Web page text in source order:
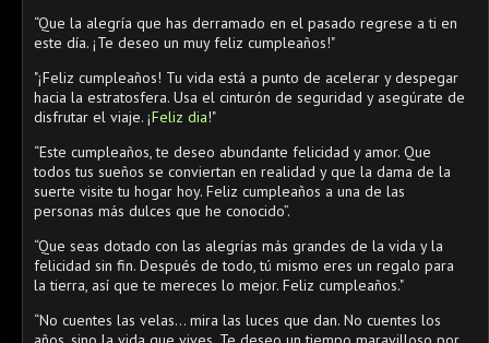
“Que la alegría que has derramado en el pasado regrese a ti en
este día. ¡Te deseo un muy feliz cumpleaños!"
"¡Feliz cumpleaños! Tu vida está a punto de acelerar y despegar
hacia la estratosfera. Usa el cinturón de seguridad y asegúrate de
disfrutar el viaje. ¡Feliz dia!"
“Este cumpleaños, te deseo abundante felicidad y amor. Que
todos tus sueños se conviertan en realidad y que la dama de la
suerte visite tu hogar hoy. Feliz cumpleaños a una de las
personas más dulces que he conocido”.
“Que seas dotado con las alegrías más grandes de la vida y la
felicidad sin fin. Después de todo, tú mismo eres un regalo para
la tierra, así que te mereces lo mejor. Feliz cumpleaños."
“No cuentes las velas… mira las luces que dan. No cuentes los